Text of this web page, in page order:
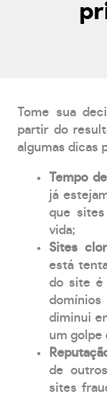
Tome sua
partir do
algumas dicas
Tempo
já
que
vida;
Sites
está
do site é
diminui
um golpe
de
sites